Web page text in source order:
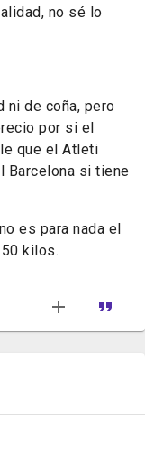
no sé lo
ni de coña, pero
por si el
que el Atleti
Barcelona si tiene
es para nada el
kilos.